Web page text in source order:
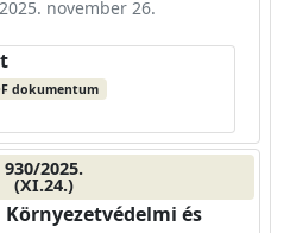
november 26.
dokumentum
930/2025.
(XI.24.)
és